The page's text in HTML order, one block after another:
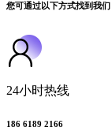
您可通过以下方式找到我们
24小时热线
186 6189 2166